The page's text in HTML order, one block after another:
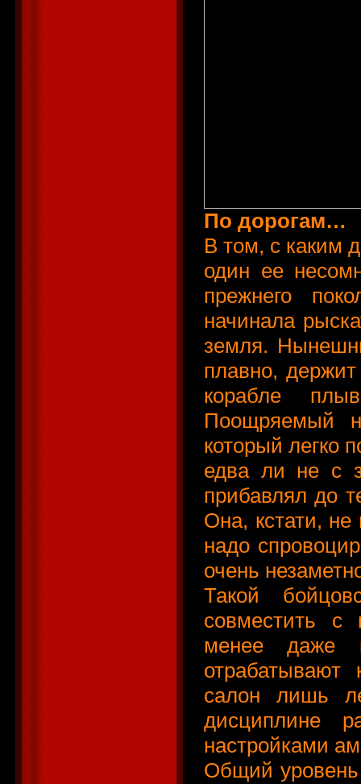
По дорогам…
В том, с каким
один ее
прежнего
начинала
земля.
плавно,
корабле
Поощряемый
который легко
едва ли не с
прибавлял до
Она, кстати, не
надо
очень
Такой
совместить с
менее даже
салон лишь
дисциплине
настройками
Общий